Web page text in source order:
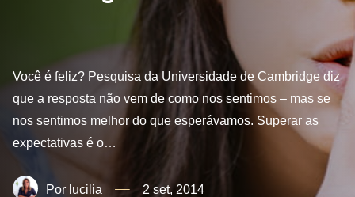
Você é feliz? Pesquisa da Universidade de Cambridge diz
que a resposta não vem de como nos sentimos – mas se
nos sentimos melhor do que esperávamos. Superar as
expectativas é o…
lucilia 2 set, 2014